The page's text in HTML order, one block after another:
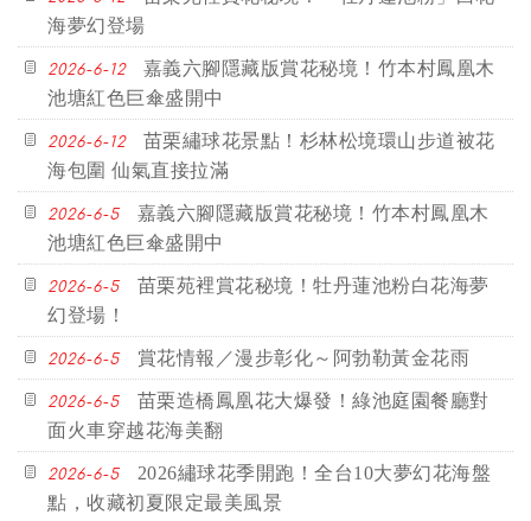
海夢幻登場
2026-6-12
嘉義六腳隱藏版賞花秘境！竹本村鳳凰木
池塘紅色巨傘盛開中
2026-6-12
苗栗繡球花景點！杉林松境環山步道被花
海包圍 仙氣直接拉滿
2026-6-5
嘉義六腳隱藏版賞花秘境！竹本村鳳凰木
池塘紅色巨傘盛開中
2026-6-5
苗栗苑裡賞花秘境！牡丹蓮池粉白花海夢
幻登場！
2026-6-5 賞花情報／漫步彰化～阿勃勒黃金花雨
2026-6-5
苗栗造橋鳳凰花大爆發！綠池庭園餐廳對
面火車穿越花海美翻
2026-6-5
2026繡球花季開跑！全台10大夢幻花海盤
點，收藏初夏限定最美風景